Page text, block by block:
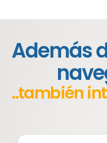
Además
..también